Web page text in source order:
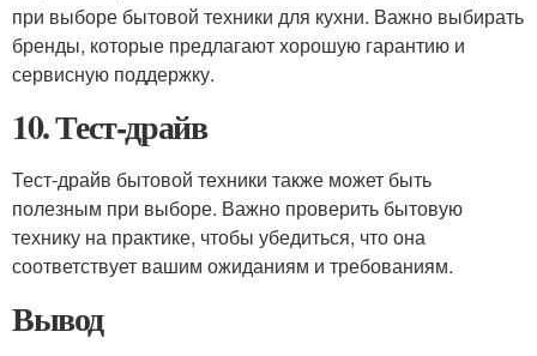
при выборе бытовой техники для кухни. Важно выбирать
бренды, которые предлагают хорошую гарантию и
сервисную поддержку.
10. Тест-драйв
Тест-драйв бытовой техники также может быть
полезным при выборе. Важно проверить бытовую
технику на практике, чтобы убедиться, что она
соответствует вашим ожиданиям и требованиям.
Вывод